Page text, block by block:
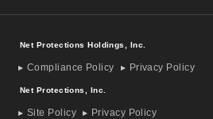
Net Protections Holdings, Inc.
Compliance Policy Privacy Policy
Net Protections, Inc.
Site Policy Privacy Policy